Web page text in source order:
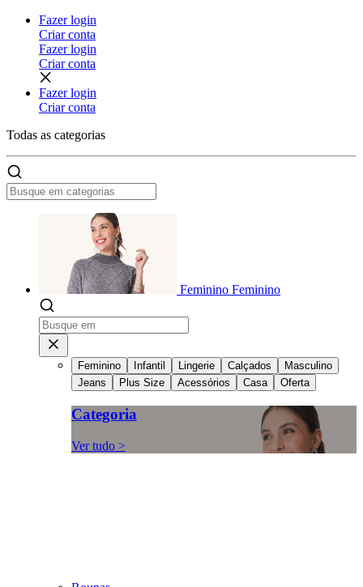
Fazer login
Criar conta
Fazer login
Criar conta
Fazer login
Criar conta
Todas as categorias
Feminino Feminino
Feminino Infantil Lingerie Calçados
Masculino
Jeans
Plus Size Acessórios Casa Oferta
Categoria
Ver tudo >